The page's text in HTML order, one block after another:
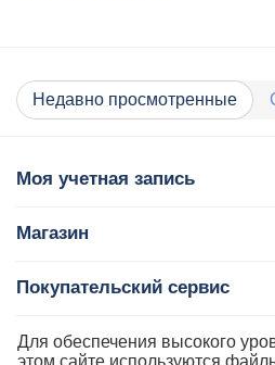
Недавно просмотренные
Моя учетная запись
Магазин
Покупательский сервис
Контакты
Для обеспечения высокого